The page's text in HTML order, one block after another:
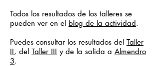
Todos los resultados de los talleres se
pueden ver en el blog de la actividad.
Puedes consultar los resultados del Taller
II, del Taller III y de la salida a Almendro
3.